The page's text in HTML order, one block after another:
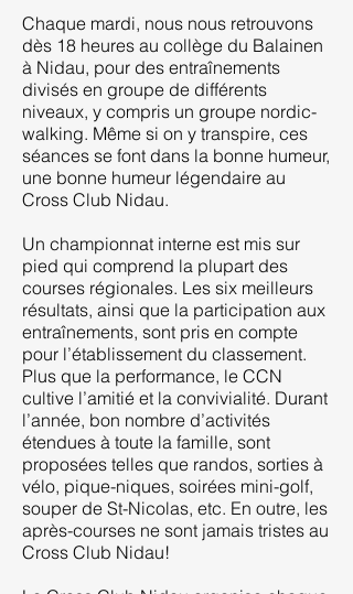
Chaque mardi, nous nous retrouvons
dès 18 heures au collège du Balainen
à Nidau, pour des entraînements
divisés en groupe de différents
niveaux, y compris un groupe nordic-
walking. Même si on y transpire, ces
séances se font dans la bonne humeur,
une bonne humeur légendaire au
Cross Club Nidau.
Un championnat interne est mis sur
pied qui comprend la plupart des
courses régionales. Les six meilleurs
résultats, ainsi que la participation aux
entraînements, sont pris en compte
pour l’établissement du classement.
Plus que la performance, le CCN
cultive l’amitié et la convivialité. Durant
l’année, bon nombre d’activités
étendues à toute la famille, sont
proposées telles que randos, sorties à
vélo, pique-niques, soirées mini-golf,
souper de St-Nicolas, etc. En outre, les
après-courses ne sont jamais tristes au
Cross Club Nidau!